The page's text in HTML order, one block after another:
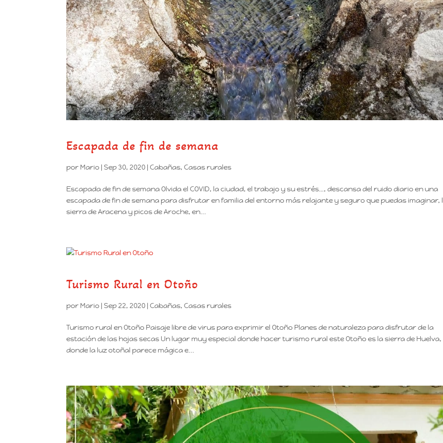
Escapada de fin de semana
por Mario |Sep 30, 2020 |Cabañas,Casas rurales
Escapada de fin de semana Olvida el COVID, la ciudad, el trabajo y su estrés…, descansa del ruido diario en una
escapada de fin de semana para disfrutar en familia del entorno más relajante y seguro que puedas imaginar,
sierra de Aracena y picos de Aroche, en...
Turismo Rural en Otoño
por Mario |Sep 22, 2020 |Cabañas,Casas rurales
Turismo rural en Otoño Paisaje libre de virus para exprimir el Otoño Planes de naturaleza para disfrutar de la
estación de las hojas secas Un lugar muy especial donde hacer turismo rural este Otoño es la sierra de Huelva,
donde la luz otoñal parece mágica e...